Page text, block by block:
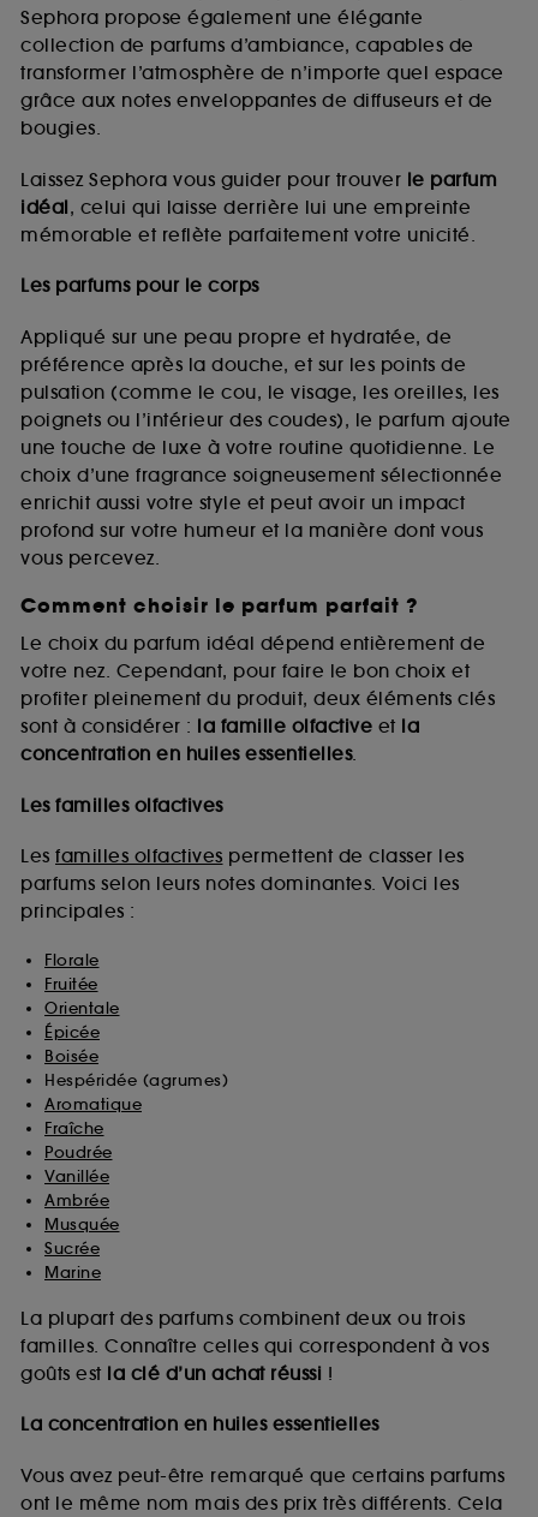
Sephora propose également une élégante
collection de parfums d’ambiance, capables de
transformer l’atmosphère de n’importe quel espace
grâce aux notes enveloppantes de diffuseurs et de
bougies.
Laissez Sephora vous guider pour trouver le parfum
idéal, celui qui laisse derrière lui une empreinte
mémorable et reflète parfaitement votre unicité.
Les parfums pour le corps
Appliqué sur une peau propre et hydratée, de
préférence après la douche, et sur les points de
pulsation (comme le cou, le visage, les oreilles, les
poignets ou l’intérieur des coudes), le parfum ajoute
une touche de luxe à votre routine quotidienne. Le
choix d’une fragrance soigneusement sélectionnée
enrichit aussi votre style et peut avoir un impact
profond sur votre humeur et la manière dont vous
vous percevez.
Comment choisir le parfum parfait ?
Le choix du parfum idéal dépend entièrement de
votre nez. Cependant, pour faire le bon choix et
profiter pleinement du produit, deux éléments clés
sont à considérer : la famille olfactive et la
concentration en huiles essentielles.
Les familles olfactives
Les familles olfactives permettent de classer les
parfums selon leurs notes dominantes. Voici les
principales :
Florale
Fruitée
Orientale
Épicée
Boisée
Hespéridée (agrumes)
Aromatique
Fraîche
Poudrée
Vanillée
Ambrée
Musquée
Sucrée
Marine
La plupart des parfums combinent deux ou trois
familles. Connaître celles qui correspondent à vos
goûts est la clé d’un achat réussi !
La concentration en huiles essentielles
Vous avez peut-être remarqué que certains parfums
ont le même nom mais des prix très différents. Cela
de vous plaire via des publicités, y compris sur des
sites tiers et sur les réseaux sociaux, sur la base
des pages que vous avez consultées, de votre
navigation, et de l'historique de vos interactions.
d’en améliorer la performance.
Cookies de sécurisation des paiements en ligne :
fraudes aux moyens de paiement et les
usurpations d’identité.
Cookies fonctionnels :il s’agit de cookies
permettant l’affichage et/ou la fourniture de
certaines fonctionnalités du site, tel que les
cookies d’authentification qui sont utilisés afin de
vous faire bénéficier de l’authentification
prolongée vous permettant d’accéder à votre
compte lors de votre prochaine visite sur le site
sans saisir à nouveau votre identifiant et mot de
passe.
A l'exception des cookies techniques, le dépôt et la
lecture de ces traceurs requiert votre accord. Vous
pouvez personnaliser vos choix concernant le dépôt
de ces cookies grâce au bouton "personnaliser mes
choix" ci-dessous ou décider de "tout accepter".
Sephora pourra associer les informations de
navigation collectées par ces Cookies, pour les
collectées ou générées lors de votre activité en ligne
sur "continuer sans accepter". Voous pouvez à tout
moment choisir de retirer votrte consentement. Si vous
souhaitez obtenir plus d'information sur les cookies
utilisés, cliquez